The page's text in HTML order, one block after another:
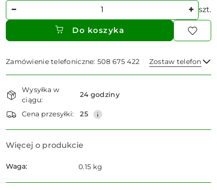
Ilość szt.
Do koszyka
Zamówienie telefoniczne: 508 675 422 Zostaw telefon
i
dostawa
Wysyłka w
ciągu:
24 godziny
Cena przesyłki: 25
Więcej o produkcie
Waga: 0.15 kg